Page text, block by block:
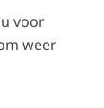
voor
weer